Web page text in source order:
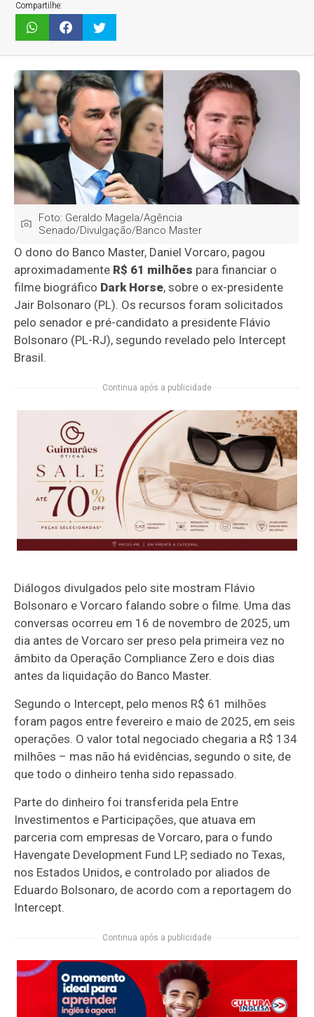
Compartilhe:
Foto: Geraldo Magela/Agência
Senado/Divulgação/Banco Master
O dono do Banco Master, Daniel Vorcaro, pagou
aproximadamente R$ 61 milhões para financiar o
filme biográfico Dark Horse, sobre o ex-presidente
Jair Bolsonaro (PL). Os recursos foram solicitados
pelo senador e pré-candidato a presidente Flávio
Bolsonaro (PL-RJ), segundo revelado pelo Intercept
Brasil.
Continua após a publicidade
Diálogos divulgados pelo site mostram Flávio
Bolsonaro e Vorcaro falando sobre o filme. Uma das
conversas ocorreu em 16 de novembro de 2025, um
dia antes de Vorcaro ser preso pela primeira vez no
âmbito da Operação Compliance Zero e dois dias
antes da liquidação do Banco Master.
Segundo o Intercept, pelo menos R$ 61 milhões
foram pagos entre fevereiro e maio de 2025, em seis
operações. O valor total negociado chegaria a R$ 134
milhões – mas não há evidências, segundo o site, de
que todo o dinheiro tenha sido repassado.
Parte do dinheiro foi transferida pela Entre
Investimentos e Participações, que atuava em
parceria com empresas de Vorcaro, para o fundo
Havengate Development Fund LP, sediado no Texas,
nos Estados Unidos, e controlado por aliados de
Eduardo Bolsonaro, de acordo com a reportagem do
Intercept.
Continua após a publicidade